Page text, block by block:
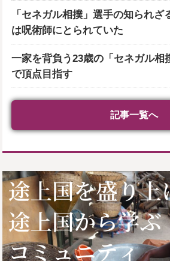
「セネガル相撲」選手の知られ
は呪術師にとられていた
一家を背負う23歳の「セネガル相
で頂点目指す
記事一覧へ